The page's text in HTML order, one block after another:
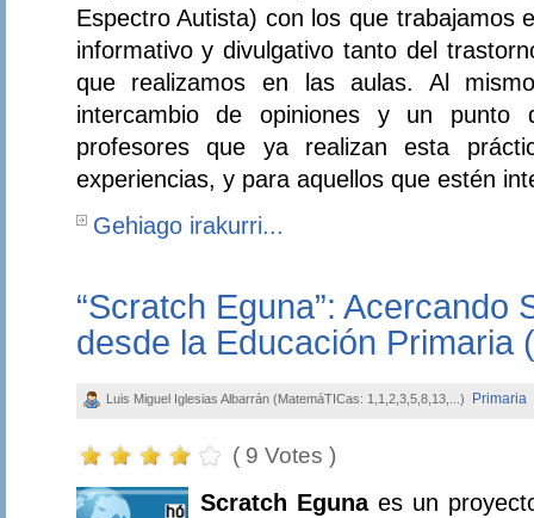
Espectro Autista) con los que trabajamos
informativo y divulgativo tanto del
que realizamos en las aulas. Al
intercambio de opiniones y un punto
profesores que ya realizan esta
experiencias, y para aquellos que estén
Gehiago irakurri...
“Scratch Eguna”: Acercando
desde la Educación Primaria
Luis Miguel Iglesias Albarrán (MatemáTICas: 1,1,2,3,5,8,13,...) Primaria
( 9 Votes )
Scratch Egunaes un